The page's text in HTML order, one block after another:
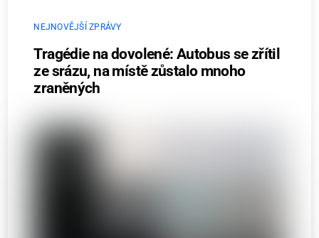
NEJNOVĚJŠÍ ZPRÁVY
Tragédie na dovolené: Autobus se zřítil
ze srázu, na místě zůstalo mnoho
zraněných